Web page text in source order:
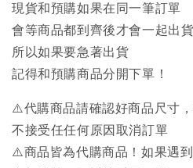
現貨和預購如果在同一筆訂單
會等商品都到齊後才會一起出貨
所以如果要急著出貨
記得和預購商品分開下單！
⚠️代購商品請確認好商品尺寸
不接受任任何原因取消訂單
⚠️商品皆為代購商品！如果遇